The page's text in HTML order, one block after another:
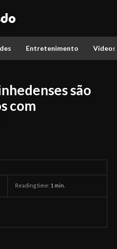
Entretenimento Vídeos
são
com
Reading time: 1 min.